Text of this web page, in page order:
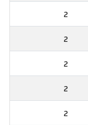
2
2
2
2
2